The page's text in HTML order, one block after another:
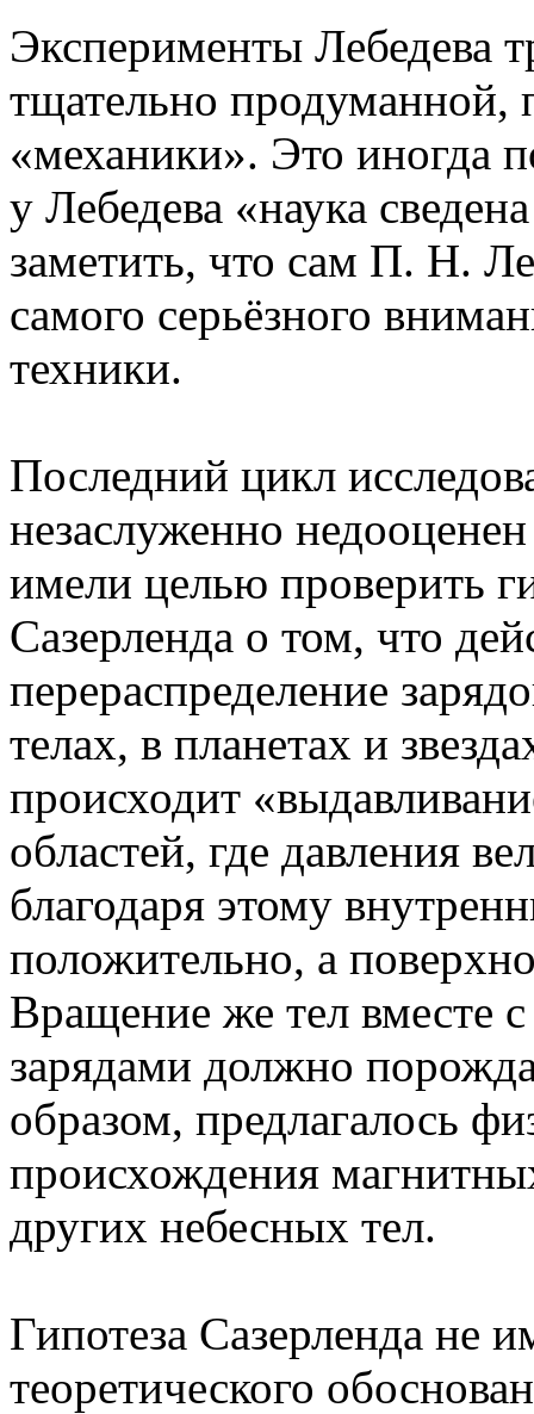
Эксперименты Лебедева
тщательно продуманной,
«механики». Это иногда
у Лебедева «наука
заметить, что сам П. Н.
самого серьёзного
техники.
Последний цикл
незаслуженно
имели целью проверить
Сазерленда о том, что
перераспределение
телах, в планетах и
происходит
областей, где давления
благодаря этому
положительно, а
Вращение же тел вместе
зарядами должно
образом, предлагалось
происхождения
других небесных тел.
Гипотеза Сазерленда не
теоретического